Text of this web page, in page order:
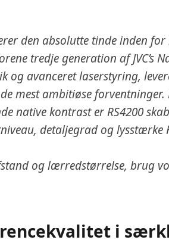
den absolutte tinde inden
tredje generation af JVC’s
og avanceret laserstyring,
mest ambitiøse forventninger.
native kontrast er RS4200
detaljegrad og lysstærke
og lærredstørrelse, brug
i